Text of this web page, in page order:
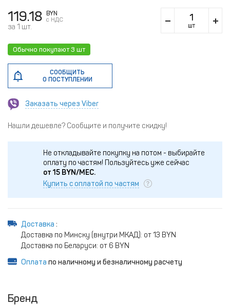
119.18
BYN
c НДС
за 1 шт. шт
Обычно покупают3 шт
СООБЩИТЬ
О ПОСТУПЛЕНИИ
Заказать через Viber
Нашли дешевле? Сообщите и получите скидку!
Не откладывайте покупку на потом - выбирайте
оплату по частям! Пользуйтесь уже сейчас
от 15 BYN/МЕС.
Купить с оплатой по частям
Доставка :
Доставка по Минску (внутри МКАД): от 13 BYN
Доставка по Беларуси: от 6 BYN
Оплата по наличному и безналичному расчету
Бренд